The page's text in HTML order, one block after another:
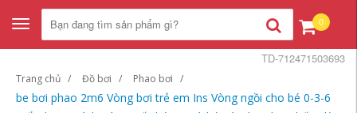
Toggle
navigation
0
Trang chủ Đồ bơi Phao bơi
be bơi phao 2m6 Vòng bơi trẻ em Ins Vòng ngồi cho bé 0-3-6
TD-712471503693